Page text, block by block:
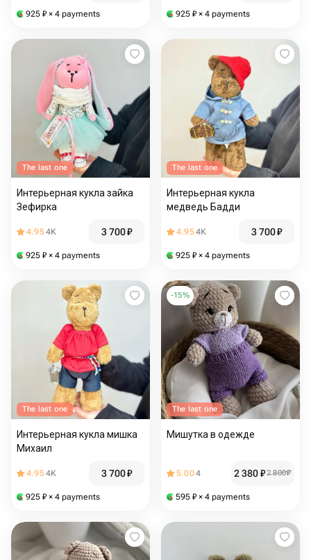
925 ₽ × 4 payments 925 ₽ × 4 payments
The last one
Интерьерная кукла зайка
Зефирка
4.954K 3 700₽
925 ₽ × 4 payments
The last one
Интерьерная кукла
медведь Бадди
4.954K 3 700₽
925 ₽ × 4 payments
The last one
Интерьерная кукла мишка
Михаил
4.954K 3 700₽
925 ₽ × 4 payments
-15%
The last one
Мишутка в одежде
5.004 2 380₽2 800₽
595 ₽ × 4 payments